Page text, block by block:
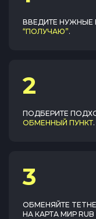
ВВЕДИТЕ
“ПОЛУЧАЮ”.
2
ПОДБЕРИТЕ
ОБМЕННЫЙ ПУНКТ.
3
ОБМЕНЯЙТЕ
НА КАРТА МИР RUB